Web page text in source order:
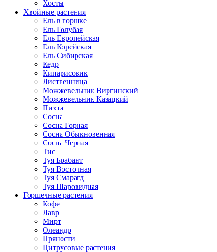
Хосты
Хвойные растения
Ель в горшке
Ель Голубая
Ель Европейская
Ель Корейская
Ель Сибирская
Кедр
Кипарисовик
Лиственница
Можжевельник Виргинский
Можжевельник Казацкий
Пихта
Сосна
Сосна Горная
Сосна Обыкновенная
Сосна Черная
Тис
Туя Брабант
Туя Восточная
Туя Смарагд
Туя Шаровидная
Горшечные растения
Кофе
Лавр
Мирт
Олеандр
Пряности
Цитрусовые растения